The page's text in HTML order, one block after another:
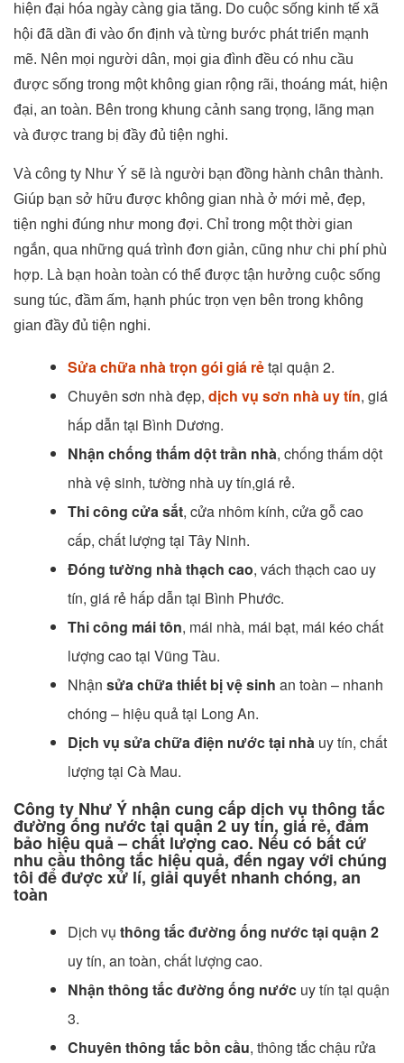
hiện đại hóa ngày càng gia tăng. Do cuộc sống kinh tế xã
hội đã dần đi vào ổn định và từng bước phát triển mạnh
mẽ. Nên mọi người dân, mọi gia đình đều có nhu cầu
được sống trong một không gian rộng rãi, thoáng mát, hiện
đại, an toàn. Bên trong khung cảnh sang trọng, lãng mạn
và được trang bị đầy đủ tiện nghi.
Và công ty Như Ý sẽ là người bạn đồng hành chân thành.
Giúp bạn sở hữu được không gian nhà ở mới mẻ, đẹp,
tiện nghi đúng như mong đợi. Chỉ trong một thời gian
ngắn, qua những quá trình đơn giản, cũng như chi phí phù
hợp. Là bạn hoàn toàn có thể được tận hưởng cuộc sống
sung túc, đầm ấm, hạnh phúc trọn vẹn bên trong không
gian đầy đủ tiện nghi.
Sửa chữa nhà trọn gói giá rẻtại quận 2.
Chuyên sơn nhà đẹp, dịch vụ sơn nhà uy tín, giá
hấp dẫn tại Bình Dương.
Nhận chống thấm dột trần nhà, chống thấm dột
nhà vệ sinh, tường nhà uy tín,giá rẻ.
Thi công cửa sắt, cửa nhôm kính, cửa gỗ cao
cấp, chất lượng tại Tây Ninh.
Đóng tường nhà thạch cao, vách thạch cao uy
tín, giá rẻ hấp dẫn tại Bình Phước.
Thi công mái tôn, mái nhà, mái bạt, mái kéo chất
lượng cao tại Vũng Tàu.
Nhận sửa chữa thiết bị vệ sinh an toàn – nhanh
chóng – hiệu quả tại Long An.
Dịch vụ sửa chữa điện nước tại nhà uy tín, chất
lượng tại Cà Mau.
Công ty Như Ý nhận cung cấp dịch vụ thông tắc
đường ống nước tại quận 2 uy tín, giá rẻ, đảm
bảo hiệu quả – chất lượng cao. Nếu có bất cứ
nhu cầu thông tắc hiệu quả, đến ngay với chúng
tôi để được xử lí, giải quyết nhanh chóng, an
toàn
Dịch vụ thông tắc đường ống nước tại quận 2
uy tín, an toàn, chất lượng cao.
Nhận thông tắc đường ống nước uy tín tại quận
3.
Chuyên thông tắc bồn cầu, thông tắc chậu rửa